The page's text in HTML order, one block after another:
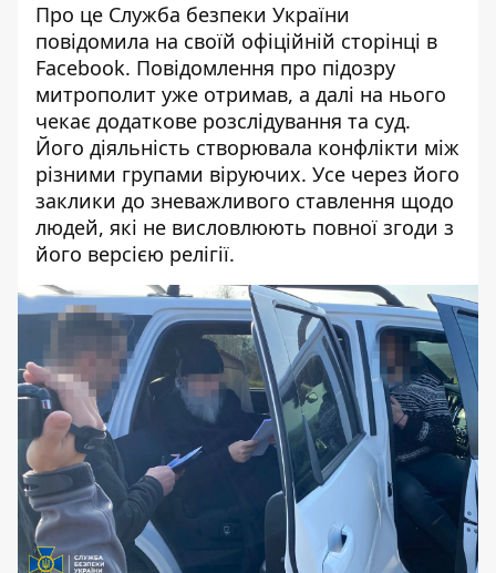
Про це Служба безпеки України
повідомила на своїй офіційній сторінці в
Facebook. Повідомлення про підозру
митрополит уже отримав, а далі на нього
чекає додаткове розслідування та суд.
Його діяльність створювала конфлікти між
різними групами віруючих. Усе через його
заклики до зневажливого ставлення щодо
людей, які не висловлюють повної згоди з
його версією релігії.